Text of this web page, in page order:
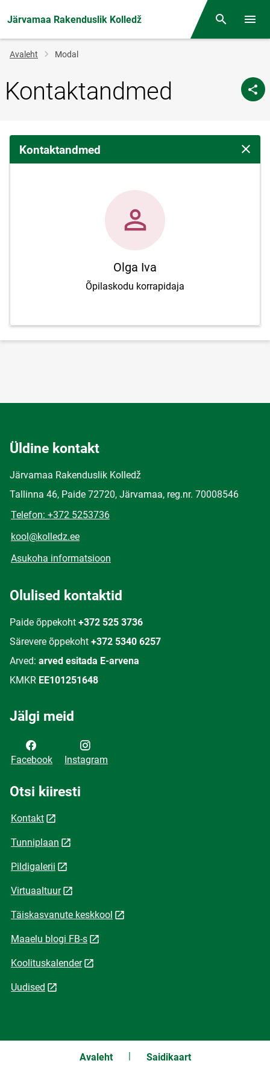
Järvamaa Rakenduslik Kolledž Otsing
Jälglink
Avaleht Modal
Kontaktandmed
Kontaktandmed Sulge
Olga Iva
Õpilaskodu korrapidaja
Üldine kontakt
Järvamaa Rakenduslik Kolledž
Tallinna 46, Paide 72720, Järvamaa, reg.nr. 70008546
Telefon: +372 5253736
kool@kolledz.ee
Asukoha informatsioon
Olulised kontaktid
Paide õppekoht +372 525 3736
Särevere õppekoht +372 5340 6257
Arved: arved esitada E-arvena
KMKR EE101251648
Jälgi meid
Facebook Instagram
Otsi kiiresti
Kontakt
Tunniplaan
Pildigalerii
Virtuaaltuur
Täiskasvanute keskkool
Maaelu blogi FB-s
Koolituskalender
Uudised
Avaleht Saidikaart